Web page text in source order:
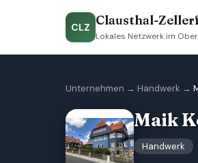
CLZ Clausthal-
Lokales Netzwerk im
Unternehmen → Handwerk →
Maik
Handwerk